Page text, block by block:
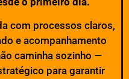
com processos claros,
e acompanhamento
caminha sozinho —
para garantir